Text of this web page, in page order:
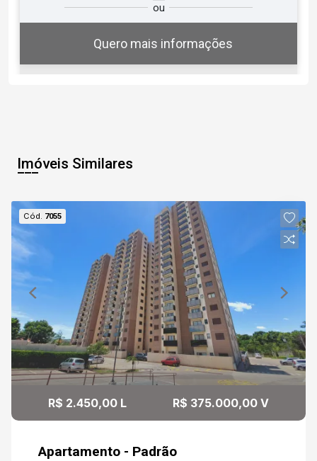
ou
Quero mais informações
você?
08
09
Aug/Sun
10
Aug/Mon
07:30
08:00
08:30
09:00
Continuar
Imóveis Similares
Cód. 7055
R$ 2.450,00 L R$ 375.000,00 V
Apartamento - Padrão